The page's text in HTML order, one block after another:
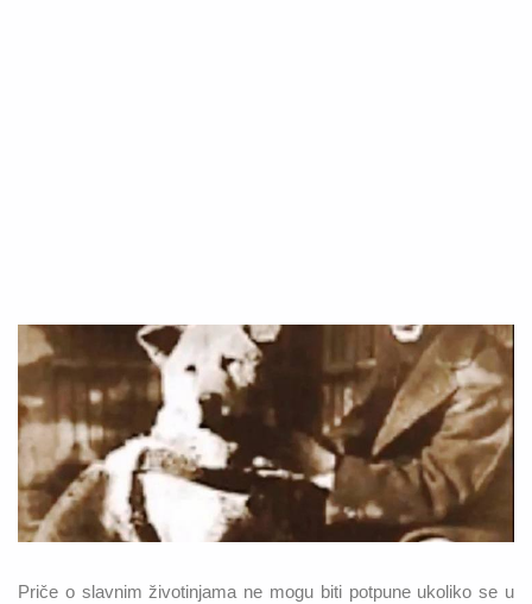
Priče o slavnim životinjama ne mogu biti potpune ukoliko se u